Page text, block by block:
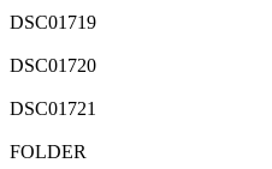
DSC01719
DSC01720
DSC01721
FOLDER